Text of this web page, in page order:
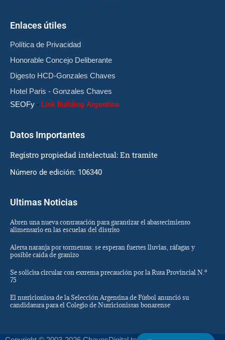
Enlaces útiles
Política de Privacidad
Honorable Concejo Deliberante
Digesto HCD-Gonzales Chaves
Hotel Paris - Gonzales Chaves
SEOFy - Link Building Argentina
Datos Importantes
Registro propiedad intelectual: En tramite
Número de edición: 106340
Ultimas Noticias
Abren una nueva contratación para garantizar el abastecimiento
alimentario en las escuelas del distrito
Alerta naranja por tormentas: se esperan fuertes lluvias, ráfagas y
posible caída de granizo
Se solicita circular con extrema precaución por la Ruta Provincial N.º
75
El nutricionista de la Selección Argentina de Fútbol anunció su
candidatura para el Colegio de Nutricionistas bonarense